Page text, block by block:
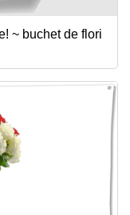
~ buchet de flori